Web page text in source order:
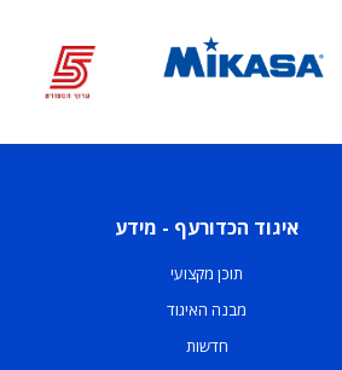
איגוד הכדורעף - מידע
תוכן מקצועי
מבנה האיגוד
חדשות